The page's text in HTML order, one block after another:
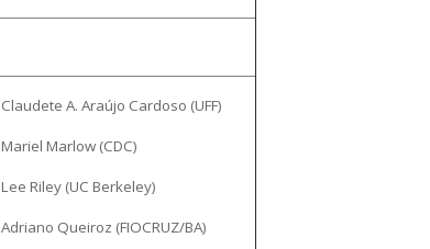
Claudete A. Araújo Cardoso (UFF)
Mariel Marlow (CDC)
Lee Riley (UC Berkeley)
Adriano Queiroz (FIOCRUZ/BA)